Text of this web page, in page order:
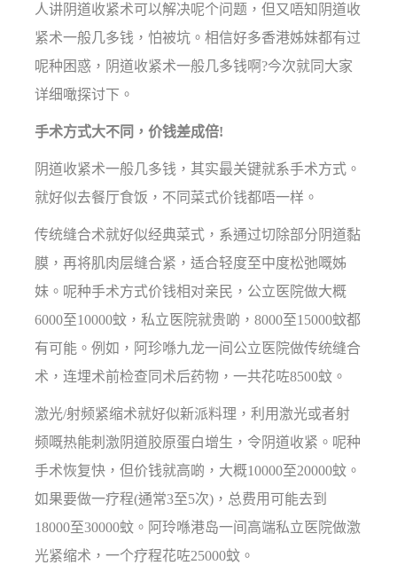
人讲阴道收紧术可以解决呢个问题，但又唔知阴道收
紧术一般几多钱，怕被坑。相信好多香港姊妹都有过
呢种困惑，阴道收紧术一般几多钱啊?今次就同大家
详细噉探讨下。
手术方式大不同，价钱差成倍!
阴道收紧术一般几多钱，其实最关键就系手术方式。
就好似去餐厅食饭，不同菜式价钱都唔一样。
传统缝合术就好似经典菜式，系通过切除部分阴道黏
膜，再将肌肉层缝合紧，适合轻度至中度松弛嘅姊
妹。呢种手术方式价钱相对亲民，公立医院做大概
6000至10000蚊，私立医院就贵啲，8000至15000蚊都
有可能。例如，阿珍喺九龙一间公立医院做传统缝合
术，连埋术前检查同术后药物，一共花咗8500蚊。
激光/射频紧缩术就好似新派料理，利用激光或者射
频嘅热能刺激阴道胶原蛋白增生，令阴道收紧。呢种
手术恢复快，但价钱就高啲，大概10000至20000蚊。
如果要做一疗程(通常3至5次)，总费用可能去到
18000至30000蚊。阿玲喺港岛一间高端私立医院做激
光紧缩术，一个疗程花咗25000蚊。